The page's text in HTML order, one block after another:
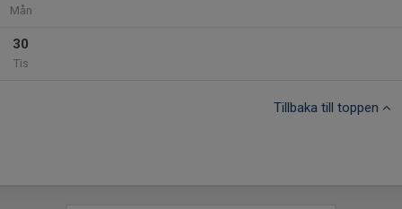
Mån
30
Tis
Tillbaka till toppen